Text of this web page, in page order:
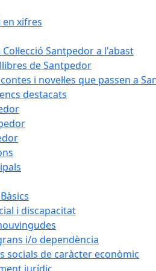
en xifres
Santpedor a l'abast
de Santpedor
i novel·les que passen a
destacats
i discapacitat
i/o dependència
socials de caràcter econòmic